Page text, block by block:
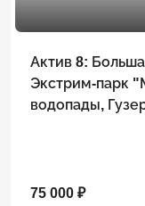
Актив 8: Большая Азишская пещера, сплав,
Экстрим-парк
водопады,
75 000 ₽